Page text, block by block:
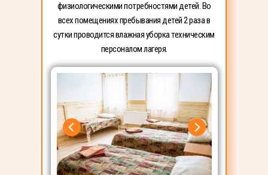
физиологическими потребностями детей. Во
всех помещениях пребывания детей 2 раза в
сутки проводится влажная уборка техническим
персоналом лагеря.